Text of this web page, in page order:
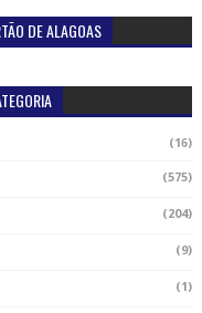
DE ALAGOAS
(16)
(575)
(204)
(9)
(1)